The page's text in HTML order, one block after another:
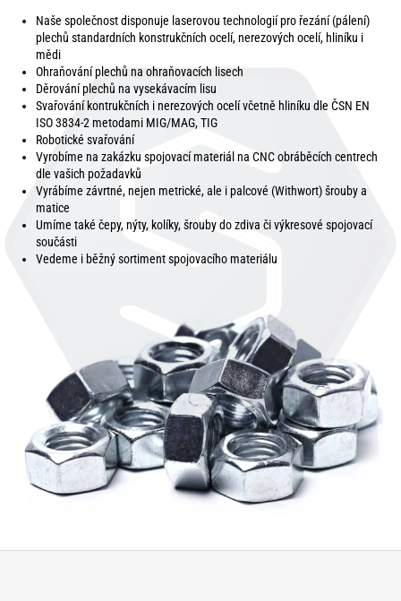
Naše společnost disponuje laserovou technologií pro řezání (pálení)
plechů standardních konstrukčních ocelí, nerezových ocelí, hliníku i
mědi
Ohraňování plechů na ohraňovacích lisech
Děrování plechů na vysekávacím lisu
Svařování kontrukčních i nerezových ocelí včetně hliníku dle ČSN EN
ISO 3834-2 metodami MIG/MAG, TIG
Robotické svařování
Vyrobíme na zakázku spojovací materiál na CNC obráběcích centrech
dle vašich požadavků
Vyrábíme závrtné, nejen metrické, ale i palcové (Withwort) šrouby a
matice
Umíme také čepy, nýty, kolíky, šrouby do zdiva či výkresové spojovací
součásti
Vedeme i běžný sortiment spojovacího materiálu